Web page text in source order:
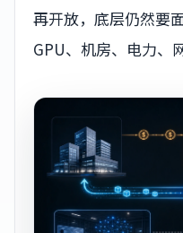
再开放，底层仍然要
GPU、机房、电力、